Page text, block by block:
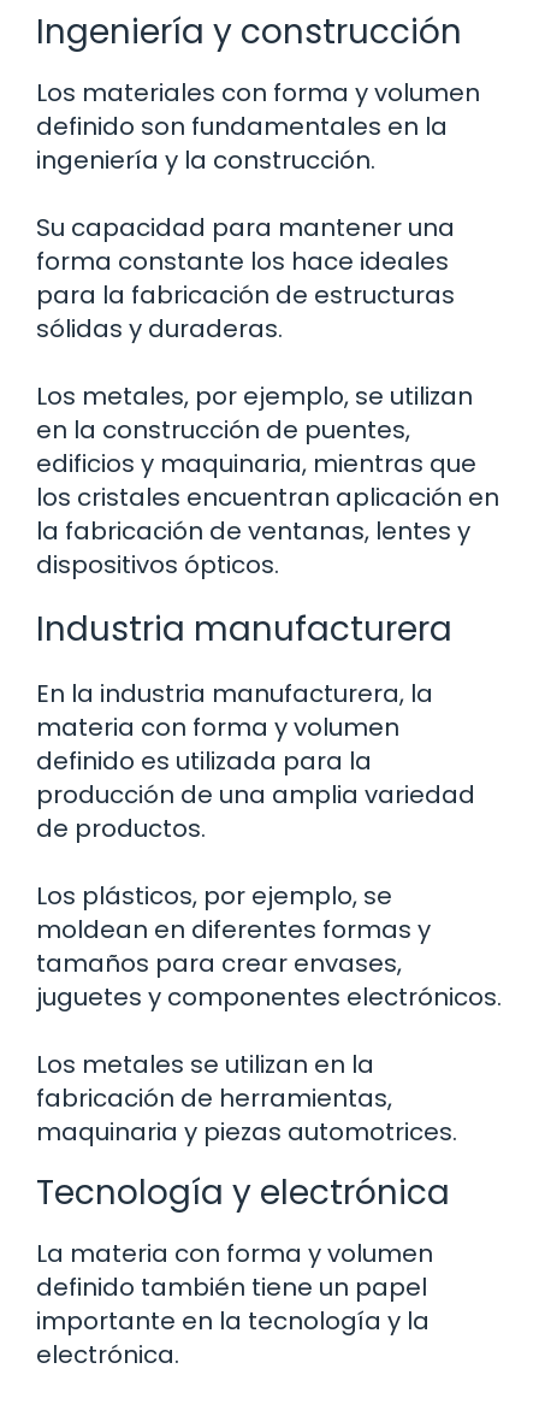
Ingeniería y construcción
Los materiales con forma y volumen
definido son fundamentales en la
ingeniería y la construcción.
Su capacidad para mantener una
forma constante los hace ideales
para la fabricación de estructuras
sólidas y duraderas.
Los metales, por ejemplo, se utilizan
en la construcción de puentes,
edificios y maquinaria, mientras que
los cristales encuentran aplicación en
la fabricación de ventanas, lentes y
dispositivos ópticos.
Industria manufacturera
En la industria manufacturera, la
materia con forma y volumen
definido es utilizada para la
producción de una amplia variedad
de productos.
Los plásticos, por ejemplo, se
moldean en diferentes formas y
tamaños para crear envases,
juguetes y componentes electrónicos.
Los metales se utilizan en la
fabricación de herramientas,
maquinaria y piezas automotrices.
Tecnología y electrónica
La materia con forma y volumen
definido también tiene un papel
importante en la tecnología y la
electrónica.